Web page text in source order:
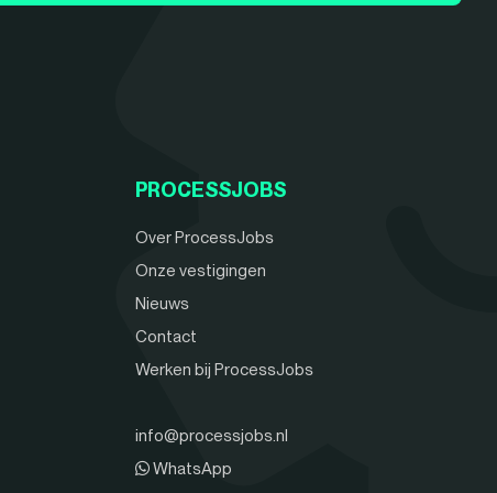
PROCESSJOBS
Over ProcessJobs
Onze vestigingen
Nieuws
Contact
Werken bij ProcessJobs
info@processjobs.nl
WhatsApp